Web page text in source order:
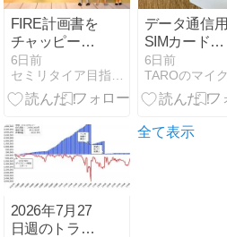
FIRE計画書を
チャッピーに
評価してもら
いました
6日前
セミリタイア目指し太陽光・株投資に奮闘中！
データ通信用
SIMカード交
換完了
6日前
2026年7月27
日週のトラリ
全て表示